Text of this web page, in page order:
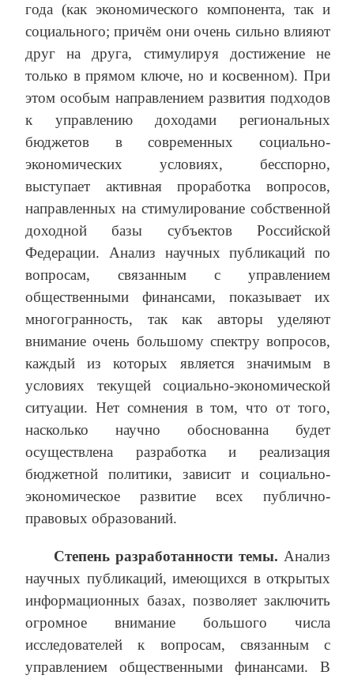
года (как экономического компонента, так и
социального; причём они очень сильно влияют
друг на друга, стимулируя достижение не
только в прямом ключе, но и косвенном). При
этом особым направлением развития подходов
к управлению доходами региональных
бюджетов в современных социально-
экономических условиях, бесспорно,
выступает активная проработка вопросов,
направленных на стимулирование собственной
доходной базы субъектов Российской
Федерации. Анализ научных публикаций по
вопросам, связанным с управлением
общественными финансами, показывает их
многогранность, так как авторы уделяют
внимание очень большому спектру вопросов,
каждый из которых является значимым в
условиях текущей социально-экономической
ситуации. Нет сомнения в том, что от того,
насколько научно обоснованна будет
осуществлена разработка и реализация
бюджетной политики, зависит и социально-
экономическое развитие всех публично-
правовых образований.
Степень разработанности темы. Анализ
научных публикаций, имеющихся в открытых
информационных базах, позволяет заключить
огромное внимание большого числа
исследователей к вопросам, связанным с
управлением общественными финансами. В